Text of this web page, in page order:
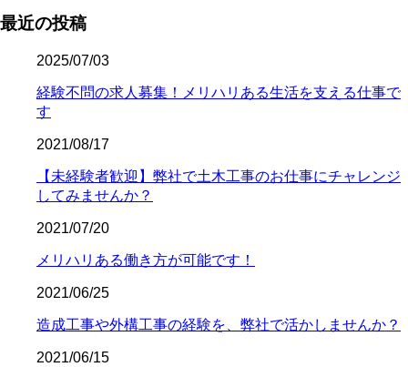
最近の投稿
2025/07/03
経験不問の求人募集！メリハリある生活を支える仕事で
す
2021/08/17
【未経験者歓迎】弊社で土木工事のお仕事にチャレンジ
してみませんか？
2021/07/20
メリハリある働き方が可能です！
2021/06/25
造成工事や外構工事の経験を、弊社で活かしませんか？
2021/06/15